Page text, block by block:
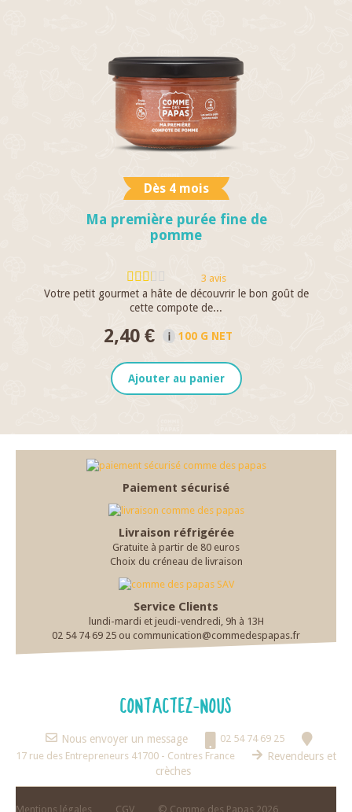
Dès 4 mois
Ma première purée fine de
pomme
3 avis
Votre petit gourmet a hâte de découvrir le bon goût de
cette compote de...
2,40 € 100 G NET
Ajouter au panier
Paiement sécurisé
Livraison réfrigérée
Gratuite à partir de 80 euros
Choix du créneau de livraison
Service Clients
lundi-mardi et jeudi-vendredi, 9h à 13H
02 54 74 69 25 ou communication@commedespapas.fr
CONTACTEZ-NOUS
Nous envoyer un message
02 54 74 69 25
17 rue des Entrepreneurs 41700 - Contres France
Revendeurs et
crèches
Mentions légales CGV © Comme des Papas 2026